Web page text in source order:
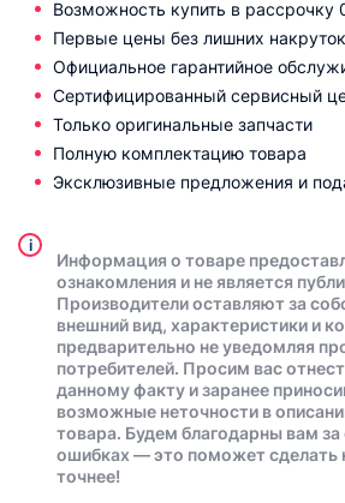
Возможность купить в рассрочку
Первые цены без лишних
Официальное гарантийное
Сертифицированный сервисный
Только оригинальные запчасти
Полную комплектацию товара
Эксклюзивные предложения и
i
Информация о товаре
ознакомления и не является
Производители оставляют за
внешний вид, характеристики и
предварительно не уведомляя
потребителей. Просим вас
данному факту и заранее
возможные неточности в
товара. Будем благодарны вам
ошибках — это поможет сделать
точнее!